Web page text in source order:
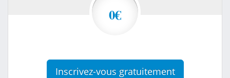
0€
Inscrivez-vous gratuitement